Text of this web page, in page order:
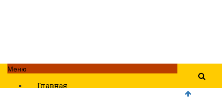
Меню
Главная